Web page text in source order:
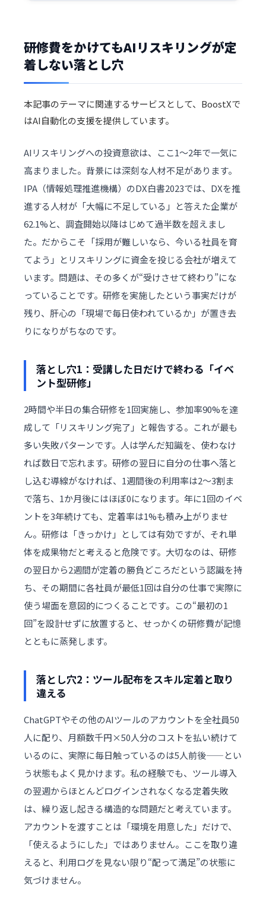
研修費をかけてもAIリスキリングが定
着しない落とし穴
本記事のテーマに関連するサービスとして、BoostXで
はAI自動化の支援を提供しています。
AIリスキリングへの投資意欲は、ここ1〜2年で一気に
高まりました。背景には深刻な人材不足があります。
IPA（情報処理推進機構）のDX白書2023では、DXを推
進する人材が「大幅に不足している」と答えた企業が
62.1%と、調査開始以降はじめて過半数を超えまし
た。だからこそ「採用が難しいなら、今いる社員を育
てよう」とリスキリングに資金を投じる会社が増えて
います。問題は、その多くが“受けさせて終わり”にな
っていることです。研修を実施したという事実だけが
残り、肝心の「現場で毎日使われているか」が置き去
りになりがちなのです。
落とし穴1：受講した日だけで終わる「イベ
ント型研修」
2時間や半日の集合研修を1回実施し、参加率90%を達
成して「リスキリング完了」と報告する。これが最も
多い失敗パターンです。人は学んだ知識を、使わなけ
れば数日で忘れます。研修の翌日に自分の仕事へ落と
し込む導線がなければ、1週間後の利用率は2〜3割ま
で落ち、1か月後にはほぼ0になります。年に1回のイベ
ントを3年続けても、定着率は1%も積み上がりませ
ん。研修は「きっかけ」としては有効ですが、それ単
体を成果物だと考えると危険です。大切なのは、研修
の翌日から2週間が定着の勝負どころだという認識を持
ち、その期間に各社員が最低1回は自分の仕事で実際に
使う場面を意図的につくることです。この“最初の1
回”を設計せずに放置すると、せっかくの研修費が記憶
とともに蒸発します。
落とし穴2：ツール配布をスキル定着と取り
違える
ChatGPTやその他のAIツールのアカウントを全社員50
人に配り、月額数千円×50人分のコストを払い続けて
いるのに、実際に毎日触っているのは5人前後——とい
う状態もよく見かけます。私の経験でも、ツール導入
の翌週からほとんどログインされなくなる定着失敗
は、繰り返し起きる構造的な問題だと考えています。
アカウントを渡すことは「環境を用意した」だけで、
「使えるようにした」ではありません。ここを取り違
えると、利用ログを見ない限り“配って満足”の状態に
気づけません。